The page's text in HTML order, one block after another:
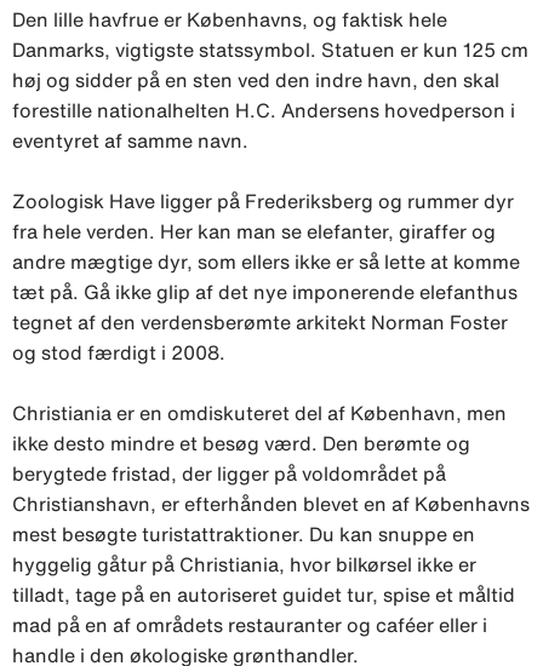
Den lille havfrue er Københavns, og faktisk hele
Danmarks, vigtigste statssymbol. Statuen er kun 125 cm
høj og sidder på en sten ved den indre havn, den skal
forestille nationalhelten H.C. Andersens hovedperson i
eventyret af samme navn.
Zoologisk Have ligger på Frederiksberg og rummer dyr
fra hele verden. Her kan man se elefanter, giraffer og
andre mægtige dyr, som ellers ikke er så lette at komme
tæt på. Gå ikke glip af det nye imponerende elefanthus
tegnet af den verdensberømte arkitekt Norman Foster
og stod færdigt i 2008.
Christiania er en omdiskuteret del af København, men
ikke desto mindre et besøg værd. Den berømte og
berygtede fristad, der ligger på voldområdet på
Christianshavn, er efterhånden blevet en af Københavns
mest besøgte turistattraktioner. Du kan snuppe en
hyggelig gåtur på Christiania, hvor bilkørsel ikke er
tilladt, tage på en autoriseret guidet tur, spise et måltid
mad på en af områdets restauranter og caféer eller i
handle i den økologiske grønthandler.